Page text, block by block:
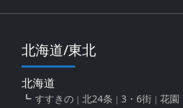
北海道/東北
北海道
すすきの 北24条 3・6街 花園